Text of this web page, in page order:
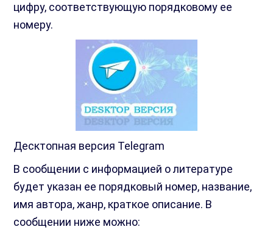
цифру, соответствующую порядковому ее
номеру.
Десктопная версия Telegram
В сообщении с информацией о литературе
будет указан ее порядковый номер, название,
имя автора, жанр, краткое описание. В
сообщении ниже можно: